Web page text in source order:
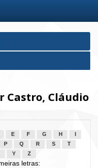
Castro, Cláudio
E F G H
P Q R S
T
Y Z
letras: